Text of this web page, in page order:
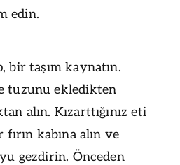
edin.
bir taşım kaynatın.
tuzunu ekledikten
alın. Kızarttığınız eti
fırın kabına alın ve
gezdirin. Önceden